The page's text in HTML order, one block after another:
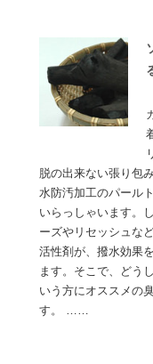
脱の出来ない張り包
水防汚加工のパール
いらっしゃいます。
ーズやリセッシュな
活性剤が、撥水効果
ます。そこで、どう
いう方にオススメの
す。 ……